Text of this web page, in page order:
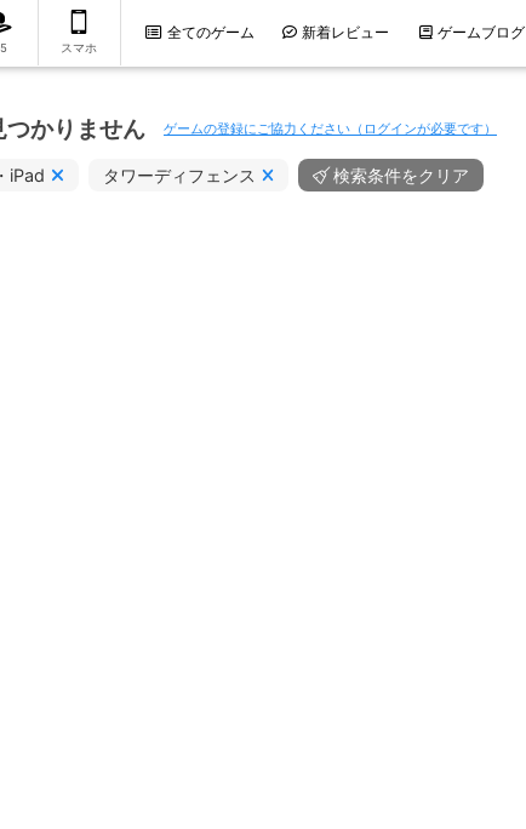
スマホ
全てのゲーム 新着レビュー ゲームブログ
かりません ゲームの登録にご協力ください（ログインが必要です）
iPad タワーディフェンス 検索条件をクリア